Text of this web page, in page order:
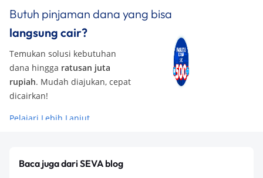
Butuh pinjaman dana yang bisa
langsung cair?
Temukan solusi kebutuhan
dana hingga ratusan juta
rupiah. Mudah diajukan, cepat
dicairkan!
Pelajari Lebih Lanjut
Baca juga dari SEVA blog